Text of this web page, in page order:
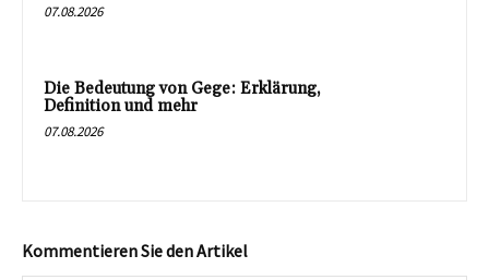
07.08.2026
Die Bedeutung von Gege: Erklärung,
Definition und mehr
07.08.2026
Kommentieren Sie den Artikel